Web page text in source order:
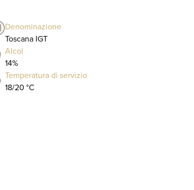
Denominazione
Toscana IGT
Alcol
14%
Temperatura di servizio
18/20 °C